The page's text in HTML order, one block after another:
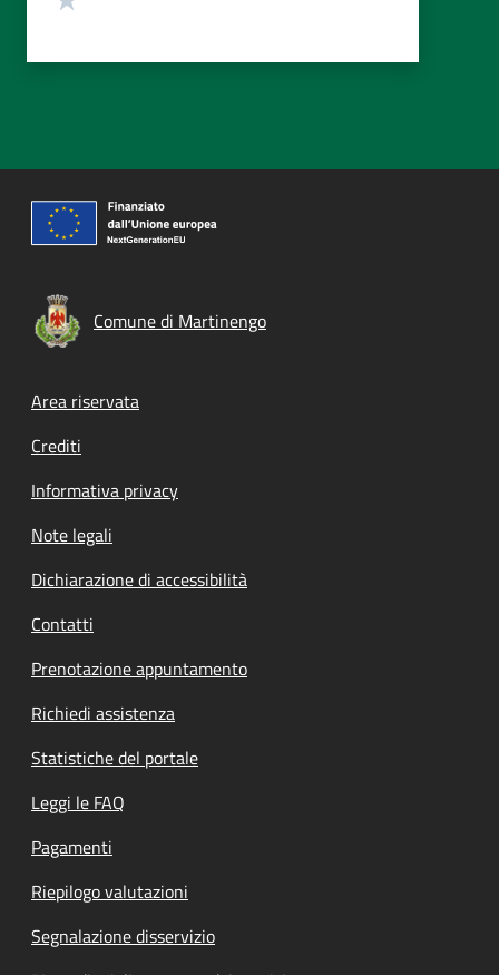
Comune di Martinengo
Footer menu
Area riservata
Crediti
Informativa privacy
Note legali
Dichiarazione di accessibilità
Contatti
Prenotazione appuntamento
Richiedi assistenza
Statistiche del portale
Leggi le FAQ
Pagamenti
Riepilogo valutazioni
Segnalazione disservizio